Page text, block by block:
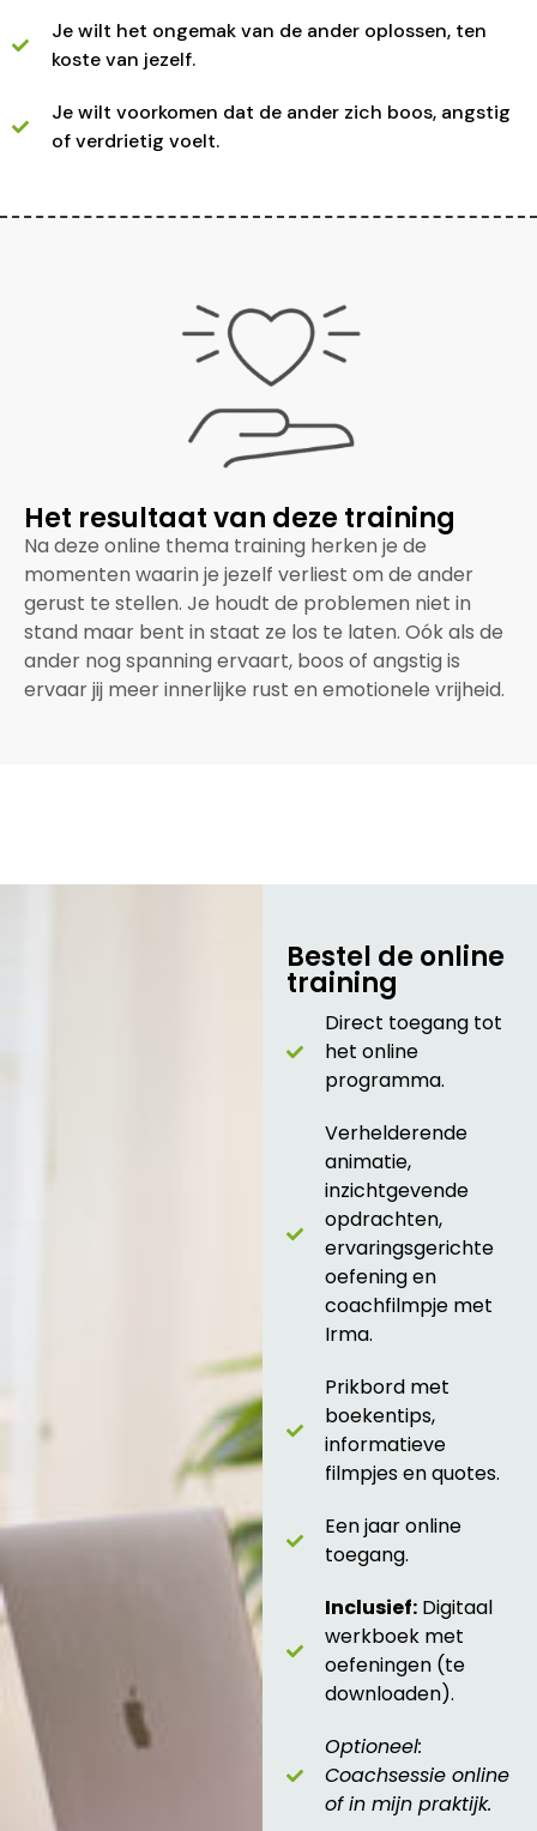
Je wilt het ongemak van de ander oplossen, ten
koste van jezelf.
Je wilt voorkomen dat de ander zich boos, angstig
of verdrietig voelt.
Het resultaat van deze training
Na deze online thema training herken je de
momenten waarin je jezelf verliest om de ander
gerust te stellen. Je houdt de problemen niet in
stand maar bent in staat ze los te laten. Oók als de
ander nog spanning ervaart, boos of angstig is
ervaar jij meer innerlijke rust en emotionele vrijheid.
Bestel de online
training
Direct toegang tot
het online
programma.
Verhelderende
animatie,
inzichtgevende
opdrachten,
ervaringsgerichte
oefening en
coachfilmpje met
Irma.
Prikbord met
boekentips,
informatieve
filmpjes en quotes.
Een jaar online
toegang.
Inclusief: Digitaal
werkboek met
oefeningen (te
downloaden).
Optioneel:
Coachsessie online
of in mijn praktijk.